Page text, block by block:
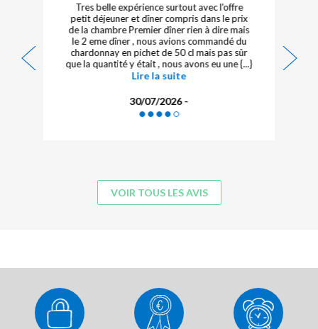
Tres belle expérience surtout avec l’offre
petit déjeuner et dîner compris dans le prix
de la chambre Premier dîner rien à dire mais
le 2 eme dîner , nous avions commandé du
chardonnay en pichet de 50 cl mais pas sûr
que la quantité y était , nous avons eu une {...}
Lire la suite
30/07/2026 -
VOIR TOUS LES AVIS